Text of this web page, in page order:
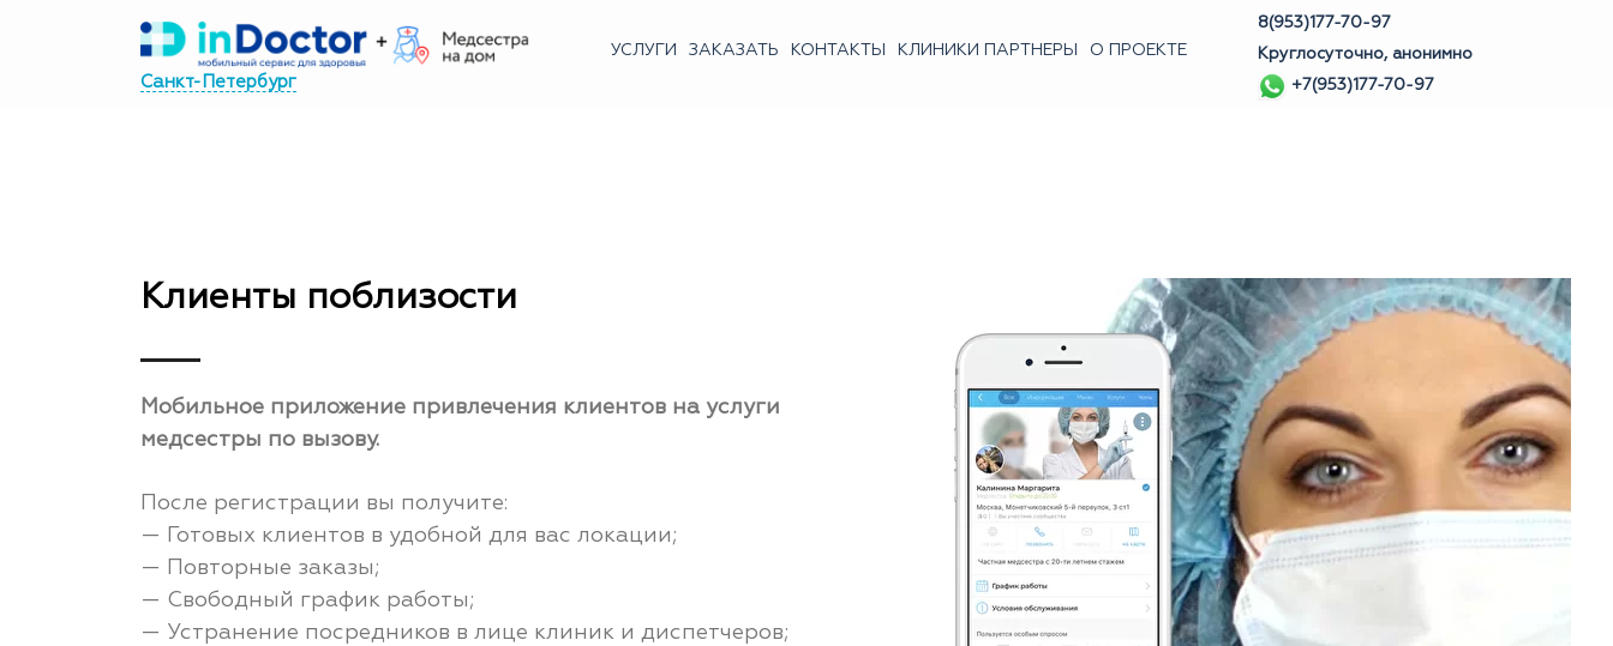
Санкт-Петербург
УСЛУГИ ЗАКАЗАТЬ КОНТАКТЫ КЛИНИКИ ПАРТНЕРЫ О ПРОЕКТЕ
8(953)177-70-97
Круглосуточно, анонимно
+7(953)177-70-97
Клиенты поблизости
Мобильное приложение привлечения клиентов на услуги
медсестры по вызову.
После регистрации вы получите:
— Готовых клиентов в удобной для вас локации;
— Повторные заказы;
— Свободный график работы;
— Устранение посредников в лице клиник и диспетчеров;